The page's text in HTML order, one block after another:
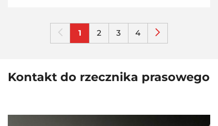
1 2 3 4
Kontakt do rzecznika prasowego